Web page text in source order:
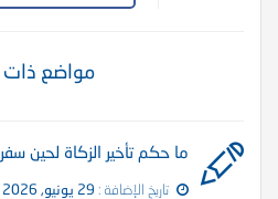
مواضع ذات
ما حكم تأخير الزكاة لحين
تاريخ الإضافة : 29 يونيو, 2026